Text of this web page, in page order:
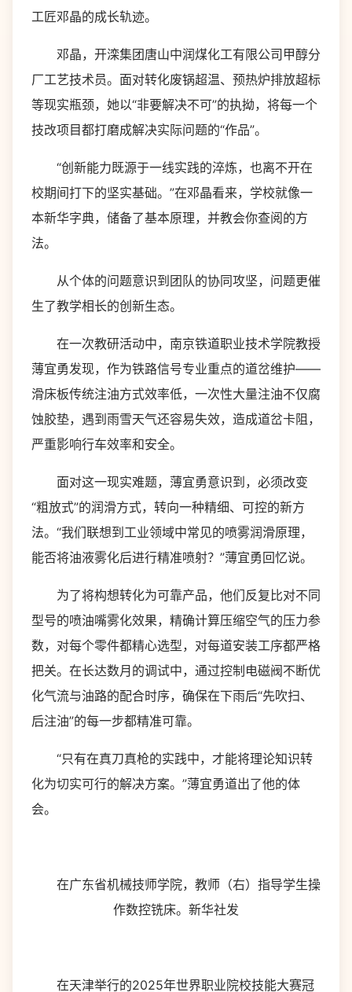
工匠邓晶的成长轨迹。
邓晶，开滦集团唐山中润煤化工有限公司甲醇分
厂工艺技术员。面对转化废锅超温、预热炉排放超标
等现实瓶颈，她以“非要解决不可”的执拗，将每一个
技改项目都打磨成解决实际问题的“作品”。
“创新能力既源于一线实践的淬炼，也离不开在
校期间打下的坚实基础。”在邓晶看来，学校就像一
本新华字典，储备了基本原理，并教会你查阅的方
法。
从个体的问题意识到团队的协同攻坚，问题更催
生了教学相长的创新生态。
在一次教研活动中，南京铁道职业技术学院教授
薄宜勇发现，作为铁路信号专业重点的道岔维护——
滑床板传统注油方式效率低，一次性大量注油不仅腐
蚀胶垫，遇到雨雪天气还容易失效，造成道岔卡阻，
严重影响行车效率和安全。
面对这一现实难题，薄宜勇意识到，必须改变
“粗放式”的润滑方式，转向一种精细、可控的新方
法。“我们联想到工业领域中常见的喷雾润滑原理，
能否将油液雾化后进行精准喷射？”薄宜勇回忆说。
为了将构想转化为可靠产品，他们反复比对不同
型号的喷油嘴雾化效果，精确计算压缩空气的压力参
数，对每个零件都精心选型，对每道安装工序都严格
把关。在长达数月的调试中，通过控制电磁阀不断优
化气流与油路的配合时序，确保在下雨后“先吹扫、
后注油”的每一步都精准可靠。
“只有在真刀真枪的实践中，才能将理论知识转
化为切实可行的解决方案。”薄宜勇道出了他的体
会。
在广东省机械技师学院，教师（右）指导学生操
作数控铣床。新华社发
在天津举行的2025年世界职业院校技能大赛冠